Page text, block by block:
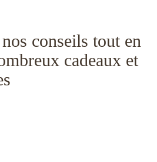
conseils tout en
cadeaux et